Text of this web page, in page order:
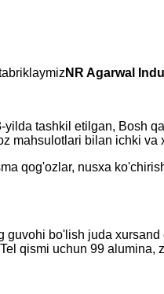
NR Agarwal
yilda tashkil etilgan, Bosh
mahsulotlari bilan ichki va
qog'ozlar, nusxa
bo'lish juda
qismi uchun 99